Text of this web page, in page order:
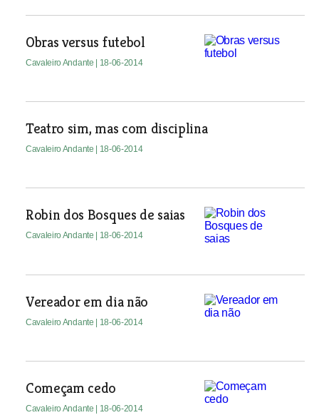
Obras versus futebol
Cavaleiro Andante | 18-06-2014
Teatro sim, mas com disciplina
Cavaleiro Andante | 18-06-2014
Robin dos Bosques de saias
Cavaleiro Andante | 18-06-2014
Vereador em dia não
Cavaleiro Andante | 18-06-2014
Começam cedo
Cavaleiro Andante | 18-06-2014